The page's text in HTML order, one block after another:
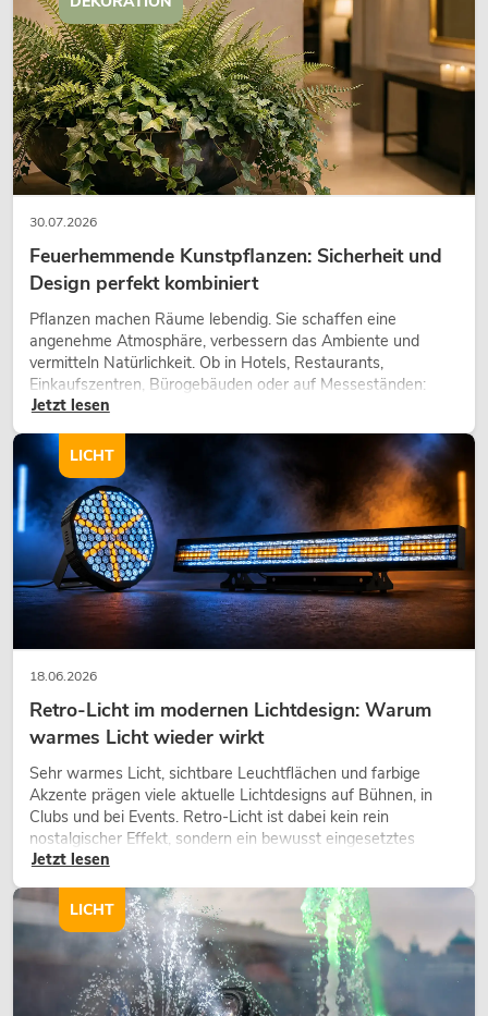
30.07.2026
Feuerhemmende Kunstpflanzen: Sicherheit und
Design perfekt kombiniert
Pflanzen machen Räume lebendig. Sie schaffen eine
angenehme Atmosphäre, verbessern das Ambiente und
vermitteln Natürlichkeit. Ob in Hotels, Restaurants,
Einkaufszentren, Bürogebäuden oder auf Messeständen:
eine hochwertige Begrünung gehört heute längst zum
Jetzt lesen
18.06.2026
Retro-Licht im modernen Lichtdesign: Warum
warmes Licht wieder wirkt
Sehr warmes Licht, sichtbare Leuchtflächen und farbige
Akzente prägen viele aktuelle Lichtdesigns auf Bühnen, in
Clubs und bei Events. Retro-Licht ist dabei kein rein
nostalgischer Effekt, sondern ein bewusst eingesetztes
Gestaltungsmittel: Es schafft Atmosphäre, gibt Szenen
wirken lassen.
Jetzt lesen
LICHT
LICHT